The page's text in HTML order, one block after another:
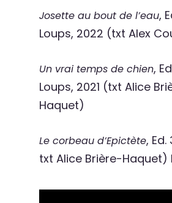
Josette au bout de l’eau,
Loups, 2022 (txt Alex
Un vrai temps de chien,
Loups, 2021 (txt Alice
Haquet)
Le corbeau d’Epictète,
txt Alice Brière-Haquet)